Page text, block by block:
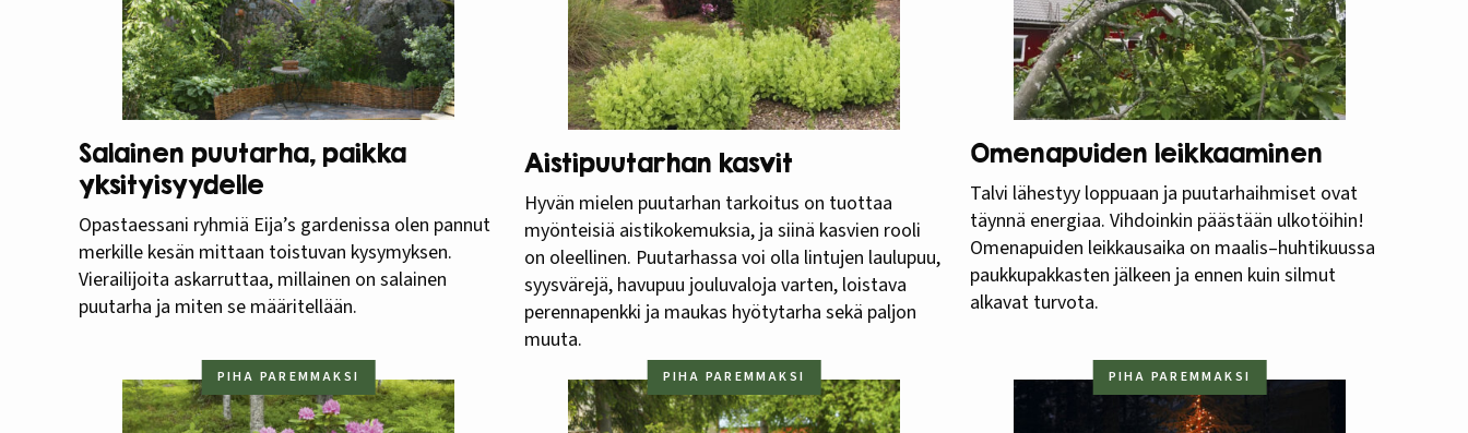
Salainen puutarha, paikka
yksityisyydelle
Opastaessani ryhmiä Eija’s gardenissa olen pannut
merkille kesän mittaan toistuvan kysymyksen.
Vierailijoita askarruttaa, millainen on salainen
puutarha ja miten se määritellään.
Aistipuutarhan kasvit
Hyvän mielen puutarhan tarkoitus on tuottaa
myönteisiä aistikokemuksia, ja siinä kasvien rooli
on oleellinen. Puutarhassa voi olla lintujen laulupuu,
syysvärejä, havupuu jouluvaloja varten, loistava
perennapenkki ja maukas hyötytarha sekä paljon
muuta.
Omenapuiden leikkaaminen
Talvi lähestyy loppuaan ja puutarhaihmiset ovat
täynnä energiaa. Vihdoinkin päästään ulkotöihin!
Omenapuiden leikkausaika on maalis–huhtikuussa
paukkupakkasten jälkeen ja ennen kuin silmut
alkavat turvota.
PIHA PAREMMAKSI PIHA PAREMMAKSI PIHA PAREMMAKSI